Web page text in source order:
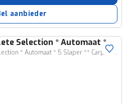
aanbieder
Selection * Automaat *
Etrusco T7.3 SF Complete Selection * Automaat * 5 Slaper ** Carplay ** Hefbed ** Lengte bedden **